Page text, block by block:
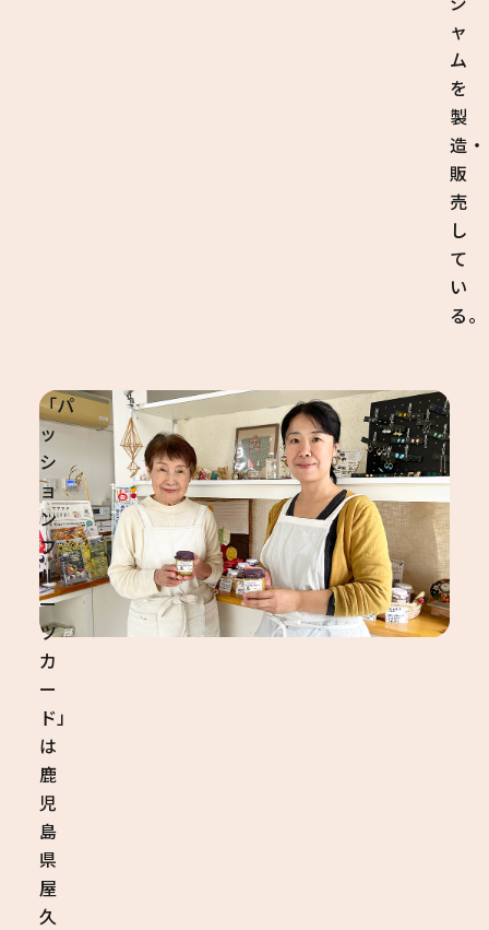
ャ
ム
を
製
造・
販
売
し
て
い
る。
「パ
ッ
シ
ョ
ン
フ
ル
ー
ツ
カ
ー
ド」
は
鹿
児
島
県
屋
久